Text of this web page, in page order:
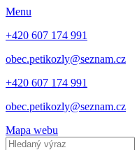
Menu
+420 607 174 991
obec.petikozly@seznam.cz
+420 607 174 991
obec.petikozly@seznam.cz
Mapa webu